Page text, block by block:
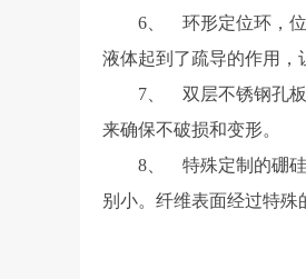
6、 环形定位环，位于
液体起到了疏导的作用，
7、 双层不锈钢孔板支
来确保不破损和变形。
8、 特殊定制的硼硅纤
别小。纤维表面经过特殊